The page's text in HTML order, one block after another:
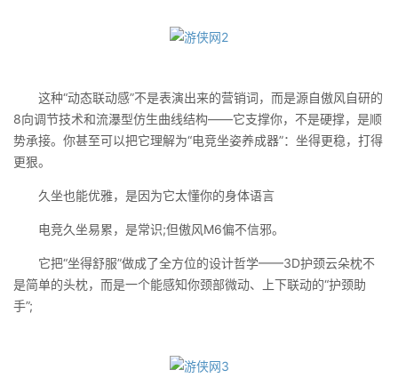
这种“动态联动感”不是表演出来的营销词，而是源自傲风自研的
8向调节技术和流瀑型仿生曲线结构——它支撑你，不是硬撑，是顺
势承接。你甚至可以把它理解为“电竞坐姿养成器”：坐得更稳，打得
更狠。
久坐也能优雅，是因为它太懂你的身体语言
电竞久坐易累，是常识;但傲风M6偏不信邪。
它把“坐得舒服”做成了全方位的设计哲学——3D护颈云朵枕不
是简单的头枕，而是一个能感知你颈部微动、上下联动的“护颈助
手”;